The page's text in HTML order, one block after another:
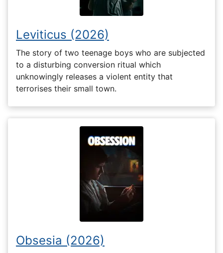
Leviticus (2026)
The story of two teenage boys who are subjected
to a disturbing conversion ritual which
unknowingly releases a violent entity that
terrorises their small town.
Obsesia (2026)